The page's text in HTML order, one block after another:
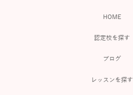
HOME
認定校を探す
ブログ
レッスンを探す